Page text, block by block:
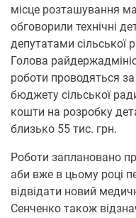
місце розташування
обговорили технічні
депутатами сільської
Голова
роботи проводяться
бюджету сільської
кошти на розробку
близько 55 тис. грн.
Роботи заплановано
аби вже в цьому році
відвідати новий
Сенченко також